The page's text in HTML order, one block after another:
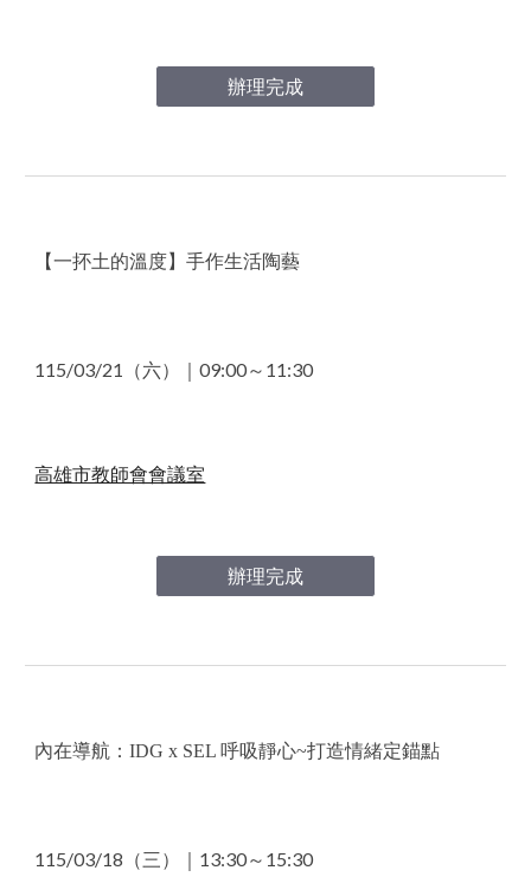
辦理完成
【一抔土的溫度】手作生活陶藝
115/03/21 （六）｜09:00～11:30
高雄市教師會會議室
辦理完成
內在導航：IDG x SEL 呼吸靜心~打造情緒定錨點
115/03/18 （三）｜13:30～15:30